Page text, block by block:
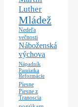
Luther
Mládež
Nedeľa
večnosti
Náboženská
výchova
Nápadník
Pamiatka
Reformácie
Piesne
Piesne z
Tranoscia